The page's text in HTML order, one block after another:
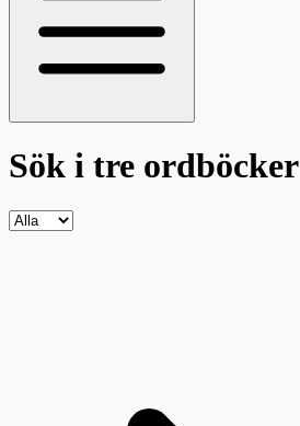
Sök i tre ordböcker